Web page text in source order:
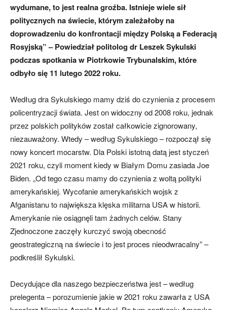
wydumane, to jest realna groźba. Istnieje wiele sił
politycznych na świecie, którym zależałoby na
doprowadzeniu do konfrontacji między Polską a Federacją
Rosyjską” – Powiedział politolog dr Leszek Sykulski
podczas spotkania w Piotrkowie Trybunalskim, które
odbyło się 11 lutego 2022 roku.
Według dra Sykulskiego mamy dziś do czynienia z procesem
policentryzacji świata. Jest on widoczny od 2008 roku, jednak
przez polskich polityków został całkowicie zignorowany,
niezauważony. Wtedy – według Sykulskiego – rozpoczął się
nowy koncert mocarstw. Dla Polski istotną datą jest styczeń
2021 roku, czyli moment kiedy w Białym Domu zasiada Joe
Biden. „Od tego czasu mamy do czynienia z woltą polityki
amerykańskiej. Wycofanie amerykańskich wojsk z
Afganistanu to największa klęska militarna USA w historii.
Amerykanie nie osiągnęli tam żadnych celów. Stany
Zjednoczone zaczęły kurczyć swoją obecność
geostrategiczną na świecie i to jest proces nieodwracalny” –
podkreślił Sykulski.
Decydujące dla naszego bezpieczeństwa jest – według
prelegenta – porozumienie jakie w 2021 roku zawarła z USA